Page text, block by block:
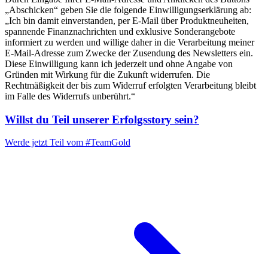
„Abschicken“ geben Sie die folgende Einwilligungserklärung ab:
„Ich bin damit einverstanden, per E-Mail über Produktneuheiten,
spannende Finanznachrichten und exklusive Sonderangebote
informiert zu werden und willige daher in die Verarbeitung meiner
E-Mail-Adresse zum Zwecke der Zusendung des Newsletters ein.
Diese Einwilligung kann ich jederzeit und ohne Angabe von
Gründen mit Wirkung für die Zukunft widerrufen. Die
Rechtmäßigkeit der bis zum Widerruf erfolgten Verarbeitung bleibt
im Falle des Widerrufs unberührt.“
Willst du Teil unserer Erfolgsstory sein?
Werde jetzt Teil vom #TeamGold